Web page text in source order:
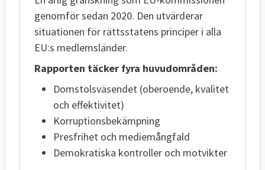
genomför sedan 2020. Den utvärderar
situationen för rättsstatens principer i alla
EU:s medlemsländer.
Rapporten täcker fyra huvudområden:
Domstolsväsendet (oberoende, kvalitet
och effektivitet)
Korruptionsbekämpning
Presfrihet och mediemångfald
Demokratiska kontroller och motvikter